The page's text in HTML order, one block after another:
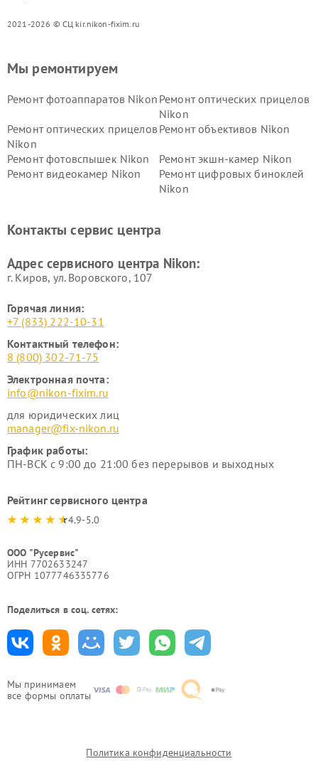
2021-2026 © СЦ kir.nikon-fixim.ru
Мы принимаем
все формы оплаты
Мы ремонтируем
Ремонт фотоаппаратов Nikon Ремонт оптических прицелов
Nikon
Ремонт оптических прицелов
Nikon
Ремонт объективов Nikon
Ремонт фотовспышек Nikon
Ремонт экшн-камер Nikon
Ремонт видеокамер Nikon
Ремонт цифровых биноклей
Nikon
Ремонт цифровых монокуляров Nikon
Контакты сервис центра
Адрес сервисного центра Nikon:
г. Киров, ул. Воровского, 107
Горячая линия:
+7 (833) 222-10-31
Контактный телефон:
8 (800) 302-71-75
Электронная почта:
info@nikon-fixim.ru
для юридических лиц
manager@fix-nikon.ru
График работы:
ПН-ВСК с 9:00 до 21:00 без перерывов и выходных
Рейтинг сервисного центра
4.9-5.0
ООО "Русервис"
ИНН 7702633247
ОГРН 1077746335776
Поделиться в соц. сетях:
Политика конфиденциальности